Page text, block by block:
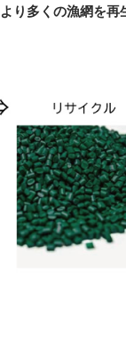
り多くの漁網を